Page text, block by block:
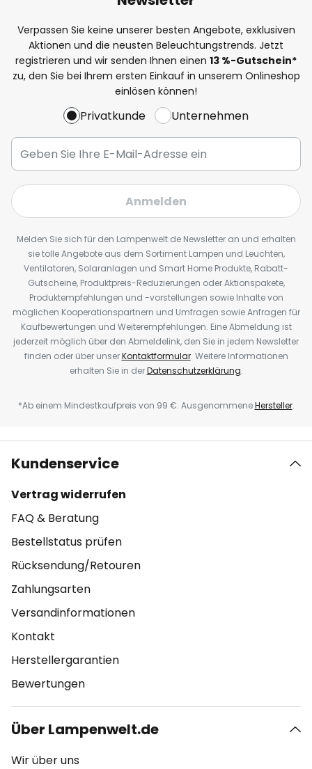
Verpassen Sie keine unserer besten Angebote, exklusiven
Aktionen und die neusten Beleuchtungstrends. Jetzt
registrieren und wir senden Ihnen einen 13 %-Gutschein*
zu, den Sie bei Ihrem ersten Einkauf in unserem Onlineshop
einlösen können!
Privatkunde Unternehmen
Anmelden
Melden Sie sich für den Lampenwelt.de Newsletter an und erhalten
sie tolle Angebote aus dem Sortiment Lampen und Leuchten,
Ventilatoren, Solaranlagen und Smart Home Produkte, Rabatt-
Gutscheine, Produktpreis-Reduzierungen oder Aktionspakete,
Produktempfehlungen und -vorstellungen sowie Inhalte von
möglichen Kooperationspartnern und Umfragen sowie Anfragen für
Kaufbewertungen und Weiterempfehlungen. Eine Abmeldung ist
jederzeit möglich über den Abmeldelink, den Sie in jedem Newsletter
finden oder über unserKontaktformular. Weitere Informationen
erhalten Sie in derDatenschutzerklärung.
*Ab einem Mindestkaufpreis von 99 €. AusgenommeneHersteller.
Kundenservice
Vertrag widerrufen
FAQ & Beratung
Bestellstatus prüfen
Rücksendung/Retouren
Zahlungsarten
Versandinformationen
Kontakt
Herstellergarantien
Bewertungen
Über Lampenwelt.de
Wir über uns